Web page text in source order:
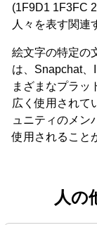
(1F9D1 1F3FC
人々を表す関連
絵文字の特定の
は、Snapchat、
まざまなプラッ
広く使用されて
ュニティのメン
使用されること
人の